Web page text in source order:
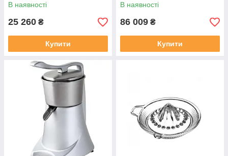
В наявності
25 260 ₴
Купити
В наявності
86 009 ₴
Купити